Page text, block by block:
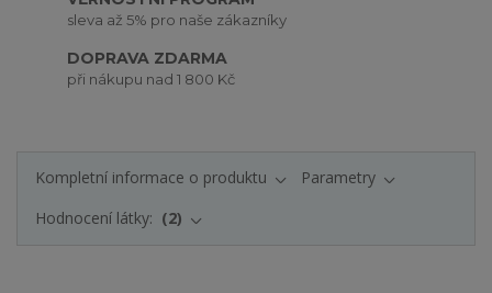
sleva až 5% pro naše zákazníky
DOPRAVA ZDARMA
při nákupu nad 1 800 Kč
Kompletní informace o produktu
Parametry
Hodnocení látky:
2